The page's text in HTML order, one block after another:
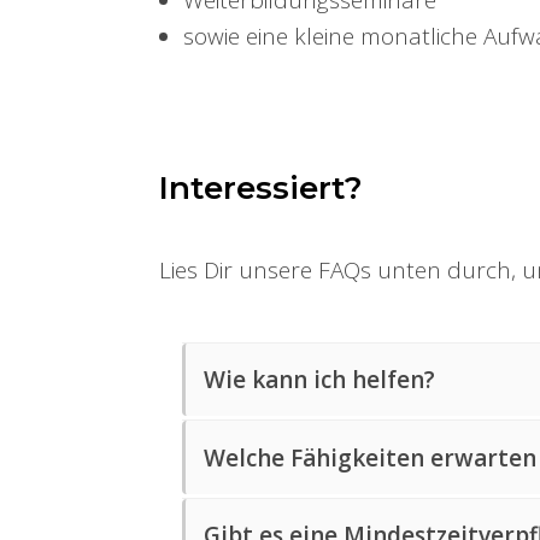
sowie eine kleine monatliche
Interessiert?
Lies Dir unsere FAQs unten durch,
Wie kann ich helfen?
hinter den Kulissen hilfst oder
Welche Fähigkeiten